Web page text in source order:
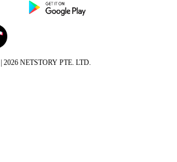
2026 NETSTORY PTE. LTD.